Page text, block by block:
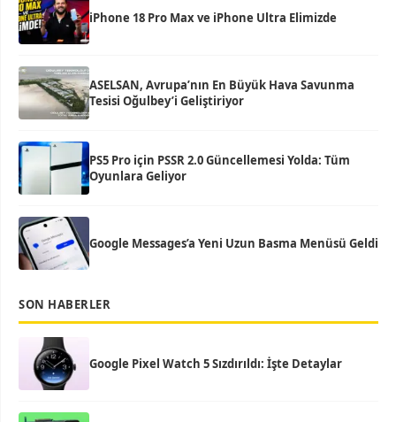
iPhone 18 Pro Max ve iPhone Ultra Elimizde
ASELSAN, Avrupa’nın En Büyük Hava Savunma
Tesisi Oğulbey’i Geliştiriyor
PS5 Pro için PSSR 2.0 Güncellemesi Yolda: Tüm
Oyunlara Geliyor
Google Messages’a Yeni Uzun Basma Menüsü Geldi
SON HABERLER
Google Pixel Watch 5 Sızdırıldı: İşte Detaylar